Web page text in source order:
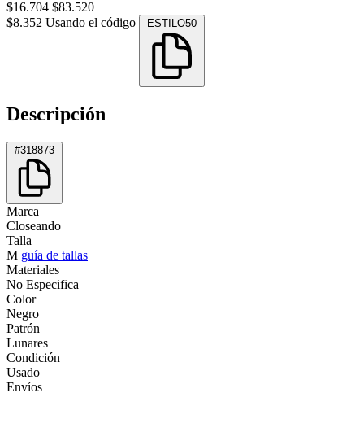
$16.704 $83.520
$8.352 Usando el código ESTILO50
Descripción
#318873
Marca
Closeando
Talla
M guía de tallas
Materiales
No Especifica
Color
Negro
Patrón
Lunares
Condición
Usado
Envíos